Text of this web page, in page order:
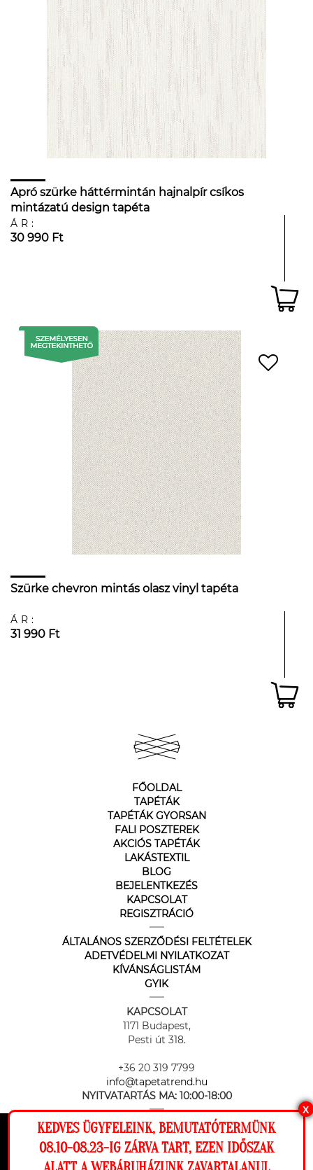
Ez a weboldal cookie-kat használ, hogy a
lehető legjobb élményt nyújtsa honlapunkon.
Apró szürke háttérmintán hajnalpír csíkos
mintázatú design tapéta
ÁR:
30 990 Ft
Szürke chevron mintás olasz vinyl tapéta
ÁR:
31 990 Ft
FŐOLDAL
TAPÉTÁK
TAPÉTÁK GYORSAN
FALI POSZTEREK
AKCIÓS TAPÉTÁK
LAKÁSTEXTIL
BLOG
BEJELENTKEZÉS
KAPCSOLAT
REGISZTRÁCIÓ
ÁLTALÁNOS SZERZŐDÉSI FELTÉTELEK
ADETVÉDELMI NYILATKOZAT
KÍVÁNSÁGLISTÁM
GYIK
KAPCSOLAT
1171 Budapest,
Pesti út 318.
+36 20 319 7799
info@tapetatrend.hu
NYITVATARTÁS MA: 10:00-18:00
X
KEDVES ÜGYFELEINK, BEMUTATÓTERMÜNK
08.10-08.23-IG ZÁRVA TART, EZEN IDŐSZAK